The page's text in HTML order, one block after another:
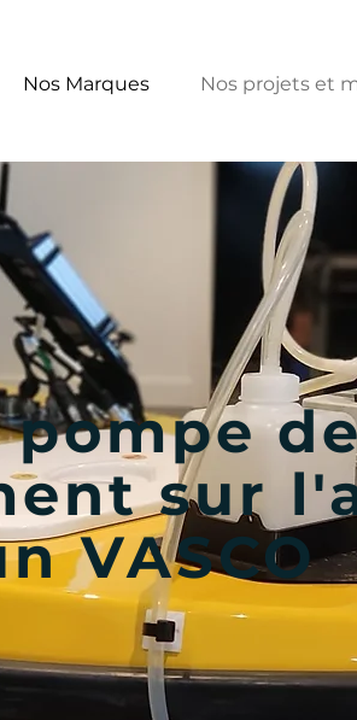
Nos Marques Nos projets et
pompe
sur
VASCO